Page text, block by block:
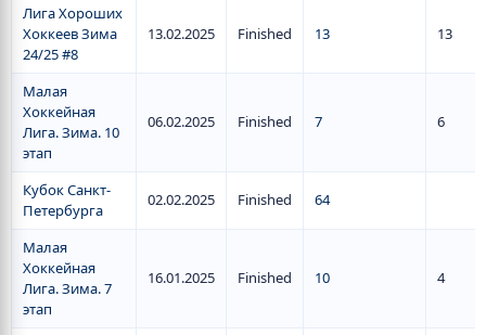
Лига Хороших
Хоккеев Зима
24/25 #8
13.02.2025 Finished 13 13
Малая
Хоккейная
Лига. Зима. 10
этап
06.02.2025 Finished 7 6
Кубок Санкт-
Петербурга
02.02.2025 Finished 64
Малая
Хоккейная
Лига. Зима. 7
этап
16.01.2025 Finished 10 4